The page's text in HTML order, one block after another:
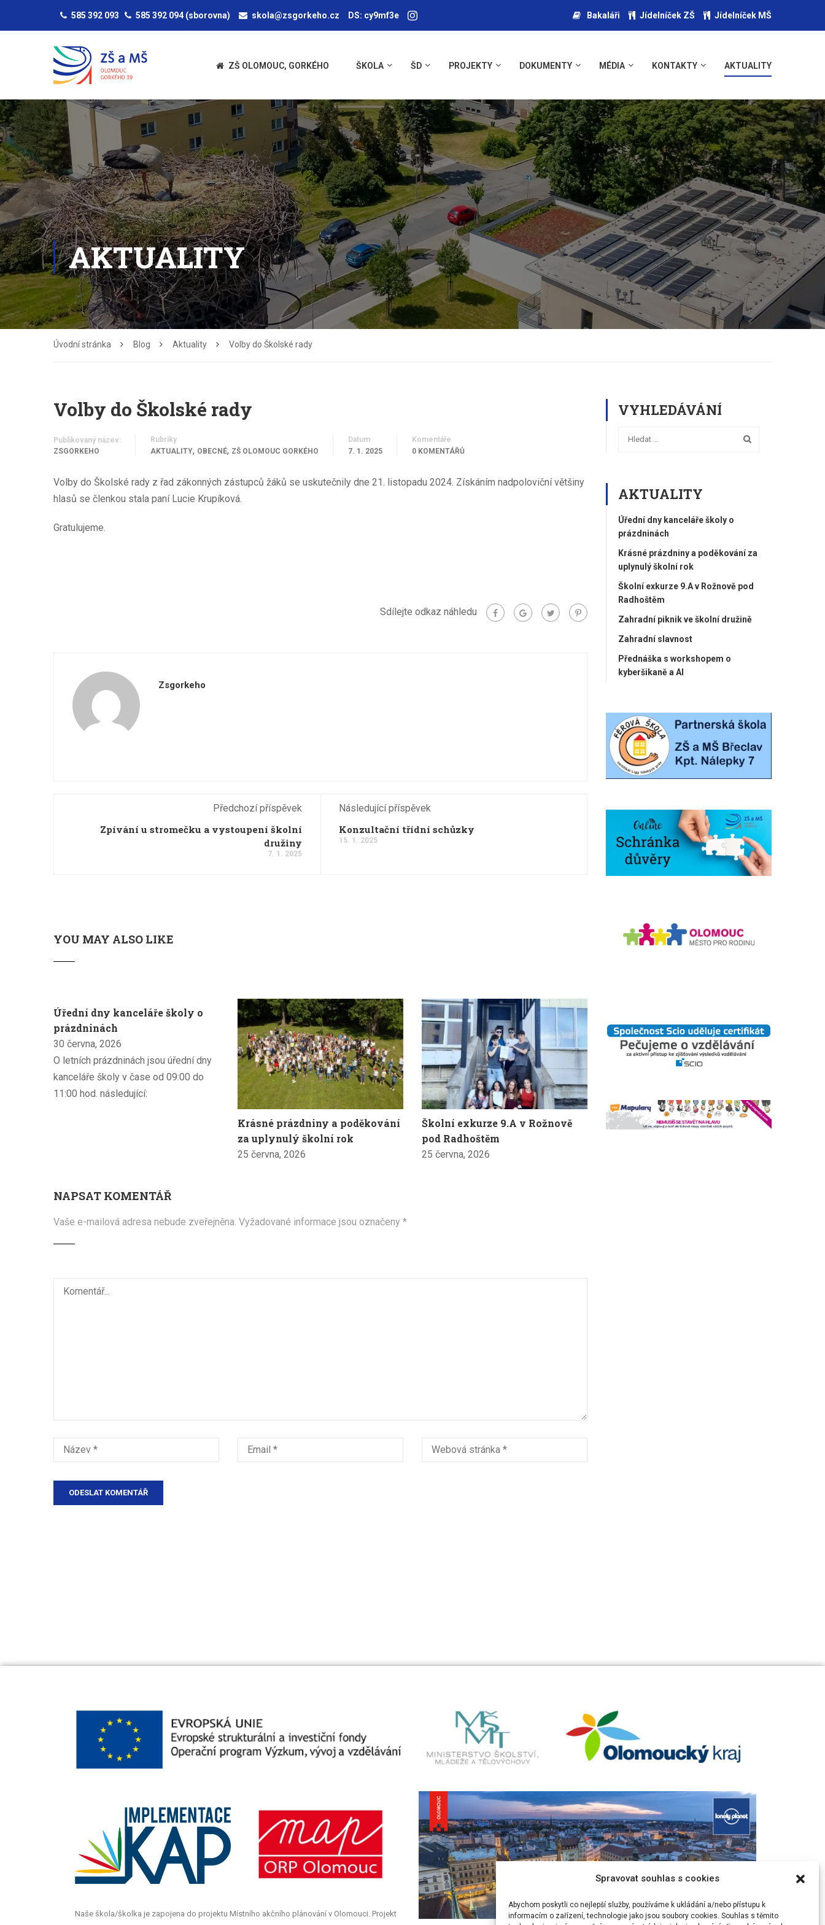
Spravovat souhlas s cookies
Abychom poskytli co nejlepší služby, používáme k ukládání a/nebo přístupu k
informacím o zařízení, technologie jako jsou soubory cookies. Souhlas s těmito
585 392 093 585 392 094 (sborovna) skola@zsgorkeho.cz DS: cy9mf3e Bakaláři Jídelníček ZŠ Jídelníček MŠ
ZŠ OLOMOUC, GORKÉHO ŠKOLA ŠD PROJEKTY DOKUMENTY MÉDIA KONTAKTY AKTUALITY
AKTUALITY
Úvodní stránka Blog Aktuality Volby do Školské rady
Volby do Školské rady
Publikovaný název:
ZSGORKEHO
Rubriky
AKTUALITY, OBECNÉ, ZŠ OLOMOUC GORKÉHO
Datum
7. 1. 2025
Komentáře
0 KOMENTÁŘŮ
Volby do Školské rady z řad zákonných zástupců žáků se uskutečnily dne 21. listopadu 2024. Získáním nadpoloviční většiny
hlasů se členkou stala paní Lucie Krupíková.
Gratulujeme.
Sdílejte odkaz náhledu
Zsgorkeho
Předchozí příspěvek
Zpívání u stromečku a vystoupení školní
družiny
7. 1. 2025
Následující příspěvek
Konzultační třídní schůzky
15. 1. 2025
YOU MAY ALSO LIKE
Úřední dny kanceláře školy o
prázdninách
30 června, 2026
O letních prázdninách jsou úřední dny
kanceláře školy v čase od 09:00 do
11:00 hod. následující:
Krásné prázdniny a poděkování
za uplynulý školní rok
25 června, 2026
Školní exkurze 9.A v Rožnově
pod Radhoštěm
25 června, 2026
NAPSAT KOMENTÁŘ
Vaše e-mailová adresa nebude zveřejněna. Vyžadované informace jsou označeny *
VYHLEDÁVÁNÍ
AKTUALITY
Úřední dny kanceláře školy o
prázdninách
Krásné prázdniny a poděkování za
uplynulý školní rok
Školní exkurze 9.A v Rožnově pod
Radhoštěm
Zahradní piknik ve školní družině
Zahradní slavnost
Přednáška s workshopem o
kyberšikaně a AI
Naše škola/školka je zapojena do projektu Místního akčního plánování v Olomouci. Projekt